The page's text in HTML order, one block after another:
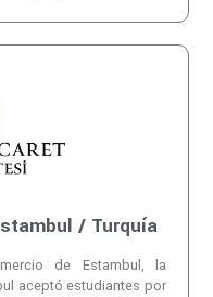
/ Turquía
de Estambul, la
aceptó estudiantes por